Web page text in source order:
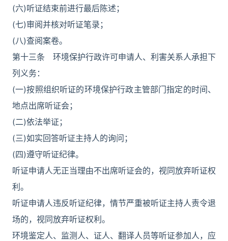
(六)听证结束前进行最后陈述；
(七)审阅并核对听证笔录；
(八)查阅案卷。
第十三条 环境保护行政许可申请人、利害关系人承担下
列义务：
(一)按照组织听证的环境保护行政主管部门指定的时间、
地点出席听证会；
(二)依法举证；
(三)如实回答听证主持人的询问；
(四)遵守听证纪律。
听证申请人无正当理由不出席听证会的，视同放弃听证权
利。
听证申请人违反听证纪律，情节严重被听证主持人责令退
场的，视同放弃听证权利。
环境鉴定人、监测人、证人、翻译人员等听证参加人，应